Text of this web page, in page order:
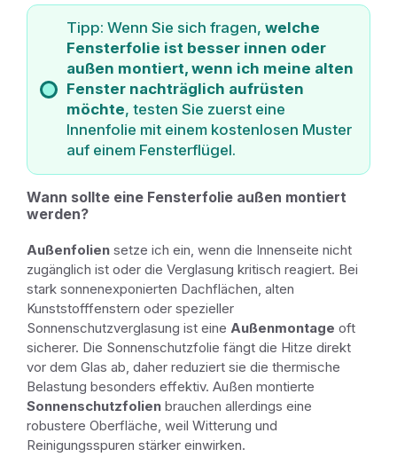
Tipp: Wenn Sie sich fragen, welche
Fensterfolie ist besser innen oder
außen montiert, wenn ich meine alten
Fenster nachträglich aufrüsten
möchte, testen Sie zuerst eine
Innenfolie mit einem kostenlosen Muster
auf einem Fensterflügel.
Wann sollte eine Fensterfolie außen montiert
werden?
Außenfolien setze ich ein, wenn die Innenseite nicht
zugänglich ist oder die Verglasung kritisch reagiert. Bei
stark sonnenexponierten Dachflächen, alten
Kunststofffenstern oder spezieller
Sonnenschutzverglasung ist eine Außenmontage oft
sicherer. Die Sonnenschutzfolie fängt die Hitze direkt
vor dem Glas ab, daher reduziert sie die thermische
Belastung besonders effektiv. Außen montierte
Sonnenschutzfolien brauchen allerdings eine
robustere Oberfläche, weil Witterung und
Reinigungsspuren stärker einwirken.